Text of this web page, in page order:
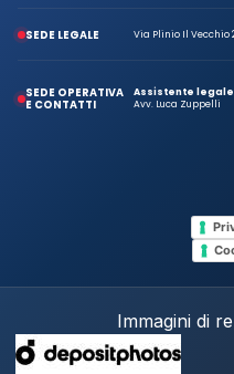
SEDE LEGALE Via Plinio Il Vecchio
SEDE OPERATIVA
E CONTATTI
Assistente
Avv. Luca Zuppelli
Immagini di